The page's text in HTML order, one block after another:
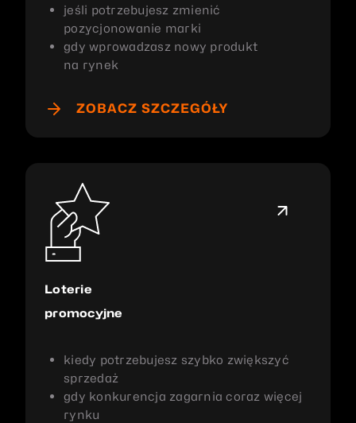
jeśli potrzebujesz zmienić
pozycjonowanie marki
gdy wprowadzasz nowy produkt
na rynek
ZOBACZ SZCZEGÓŁY
Loterie
promocyjne
kiedy potrzebujesz szybko zwiększyć
sprzedaż
gdy konkurencja zagarnia coraz więcej
rynku